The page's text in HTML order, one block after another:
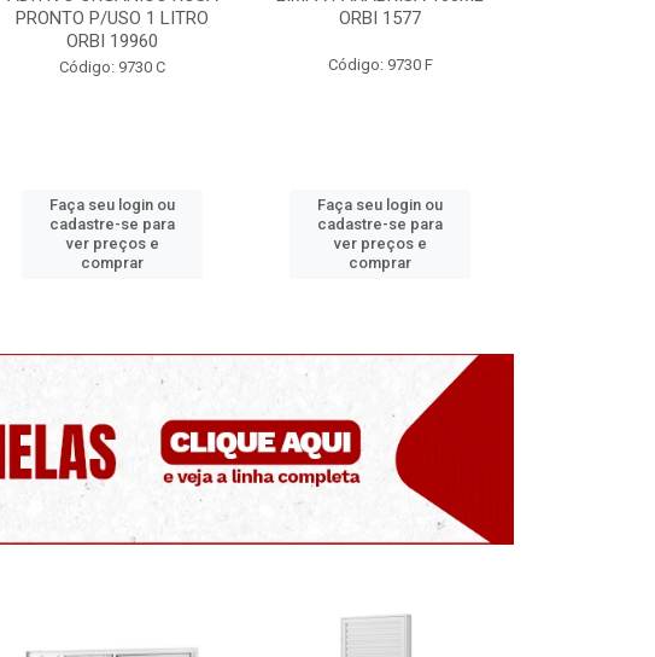
ORBI 1577
Código: 9730 F
Faça seu login ou
cadastre-se para
ver preços e
comprar
ORBI 246
Código: 9730 E
Faça seu login ou
cadastre-se para
ver preços e
comprar